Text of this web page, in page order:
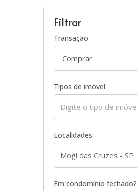
Filtrar
Transação
Tipos de imóvel
Localidades
Em condomínio fechado?